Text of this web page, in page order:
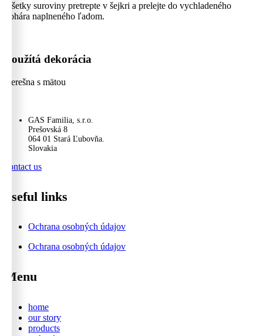
Všetky suroviny pretrepte v šejkri a prelejte do vychladeného
pohára naplneného ľadom.
Použítá dekorácia
Čerešna s mätou
GAS Familia, s.r.o.
Prešovská 8
064 01 Stará Ľubovňa.
Slovakia
contact us
useful links
Ochrana osobných údajov
Ochrana osobných údajov
Menu
home
our story
products